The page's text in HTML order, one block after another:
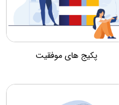
پکیج های موفقیت